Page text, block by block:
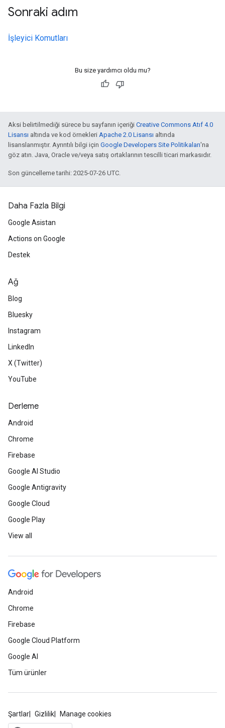
Sonraki adım
İşleyici Komutları
Bu size yardımcı oldu mu?
Aksi belirtilmediği sürece bu sayfanın içeriği Creative Commons Atıf 4.0
Lisansı altında ve kod örnekleri Apache 2.0 Lisansı altında
lisanslanmıştır. Ayrıntılı bilgi için Google Developers Site Politikaları'na
göz atın. Java, Oracle ve/veya satış ortaklarının tescilli ticari markasıdır.
Son güncelleme tarihi: 2025-07-26 UTC.
Daha Fazla Bilgi
Google Asistan
Actions on Google
Destek
Ağ
Blog
Bluesky
Instagram
LinkedIn
X (Twitter)
YouTube
Derleme
Android
Chrome
Firebase
Google AI Studio
Google Antigravity
Google Cloud
Google Play
View all
Android
Chrome
Firebase
Google Cloud Platform
Google AI
Tüm ürünler
Şartlar Gizlilik Manage cookies